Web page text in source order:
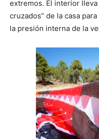
extremos. El interior
cruzados” de la casa
la presión interna de la